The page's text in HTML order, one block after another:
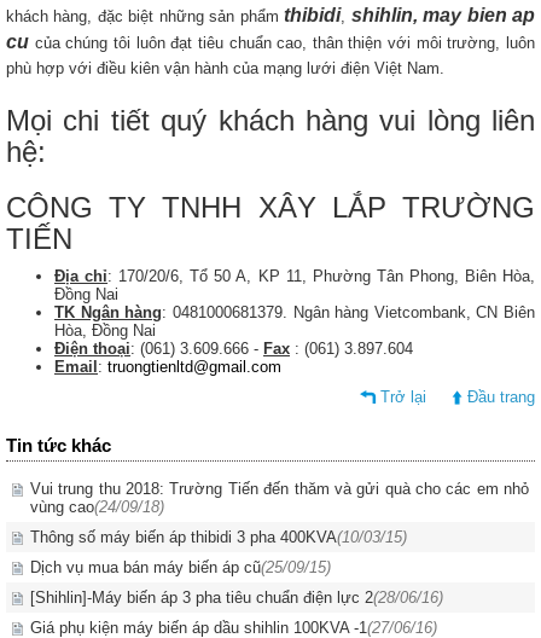
khách hàng, đặc biệt những sản phẩmthibidi shihlin, may bien ap
cu của chúng tôi luôn đạt tiêu chuẩn cao, thân thiện với môi trường, luôn
phù hợp với điều kiên vận hành của mạng lưới điện Việt Nam.
Mọi chi tiết quý khách hàng vui lòng liên
hệ:
CÔNG TY TNHH XÂY LẮP TRƯỜNG
TIẾN
Địa chỉ: 170/20/6, Tổ 50 A, KP 11, Phường Tân Phong, Biên Hòa,
Đồng Nai
TK Ngân hàng: 0481000681379. Ngân hàng Vietcombank, CN Biên
Hòa, Đồng Nai
Điện thoại: (061) 3.609.666 - Fax : (061) 3.897.604
Email : truongtienltd@gmail.com
Trở lại
Đầu trang
Tin tức khác
Vui trung thu 2018: Trường Tiến đến thăm và gửi quà cho các em nhỏ
vùng cao(24/09/18)
Thông số máy biến áp thibidi 3 pha 400KVA(10/03/15)
Dịch vụ mua bán máy biến áp cũ(25/09/15)
[Shihlin]-Máy biến áp 3 pha tiêu chuẩn điện lực 2(28/06/16)
Giá phụ kiện máy biến áp dầu shihlin 100KVA -1 (27/06/16)